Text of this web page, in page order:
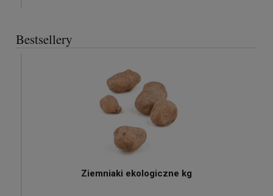
Bestsellery
Ziemniaki ekologiczne kg